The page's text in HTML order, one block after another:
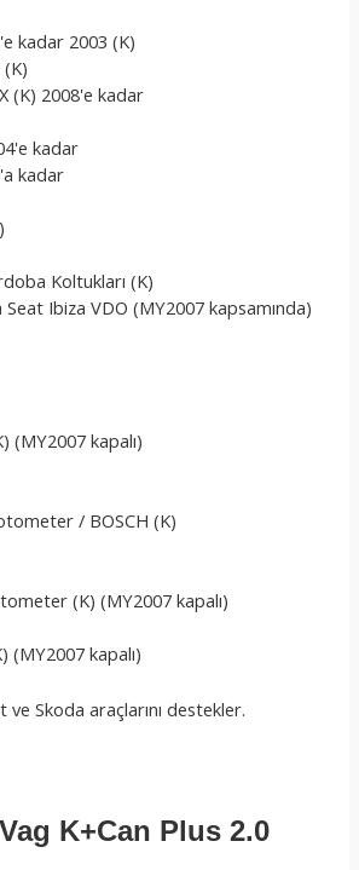
kadar 2003 (K)
(K) 2008'e kadar
kadar
kadar
Koltukları (K)
Ibiza VDO (MY2007 kapsamında)
(MY2007 kapalı)
/ BOSCH (K)
(K) (MY2007 kapalı)
(MY2007 kapalı)
ve Skoda araçlarını destekler.
K+Can Plus 2.0